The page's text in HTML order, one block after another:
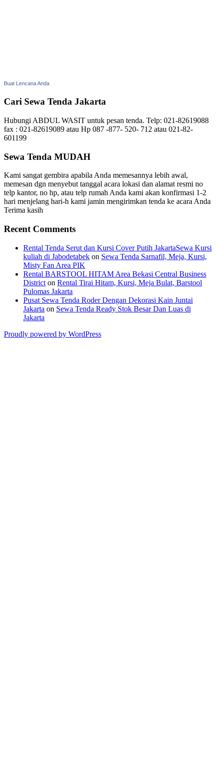
Buat Lencana Anda
Cari Sewa Tenda Jakarta
Hubungi ABDUL WASIT untuk pesan tenda. Telp: 021-82619088
fax : 021-82619089 atau Hp 087 -877- 520- 712 atau 021-82-
601199
Sewa Tenda MUDAH
Kami sangat gembira apabila Anda memesannya lebih awal,
memesan dgn menyebut tanggal acara lokasi dan alamat resmi no
telp kantor, no hp, atau telp rumah Anda kami akan konfirmasi 1-2
hari menjelang hari-h kami jamin mengirimkan tenda ke acara Anda
Terima kasih
Recent Comments
Rental Tenda Serut dan Kursi Cover Putih JakartaSewa Kursi
kuliah di Jabodetabek on Sewa Tenda Sarnafil, Meja, Kursi,
Misty Fan Area PIK
Rental BARSTOOL HITAM Area Bekasi Central Business
District on Rental Tirai Hitam, Kursi, Meja Bulat, Barstool
Pulomas Jakarta
Pusat Sewa Tenda Roder Dengan Dekorasi Kain Juntai
Jakarta on Sewa Tenda Ready Stok Besar Dan Luas di
Jakarta
Proudly powered by WordPress